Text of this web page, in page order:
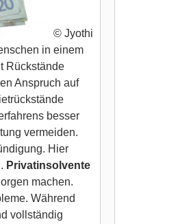
© Jyothi
in einem
Rückstände
Anspruch auf
besser
vermeiden.
Hier
Privatinsolvente
machen.
Während
vollständig